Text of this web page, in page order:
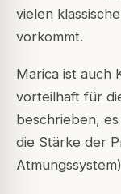
vielen
vorkommt.
Marica ist auch
vorteilhaft für
beschrieben,
die Stärke der